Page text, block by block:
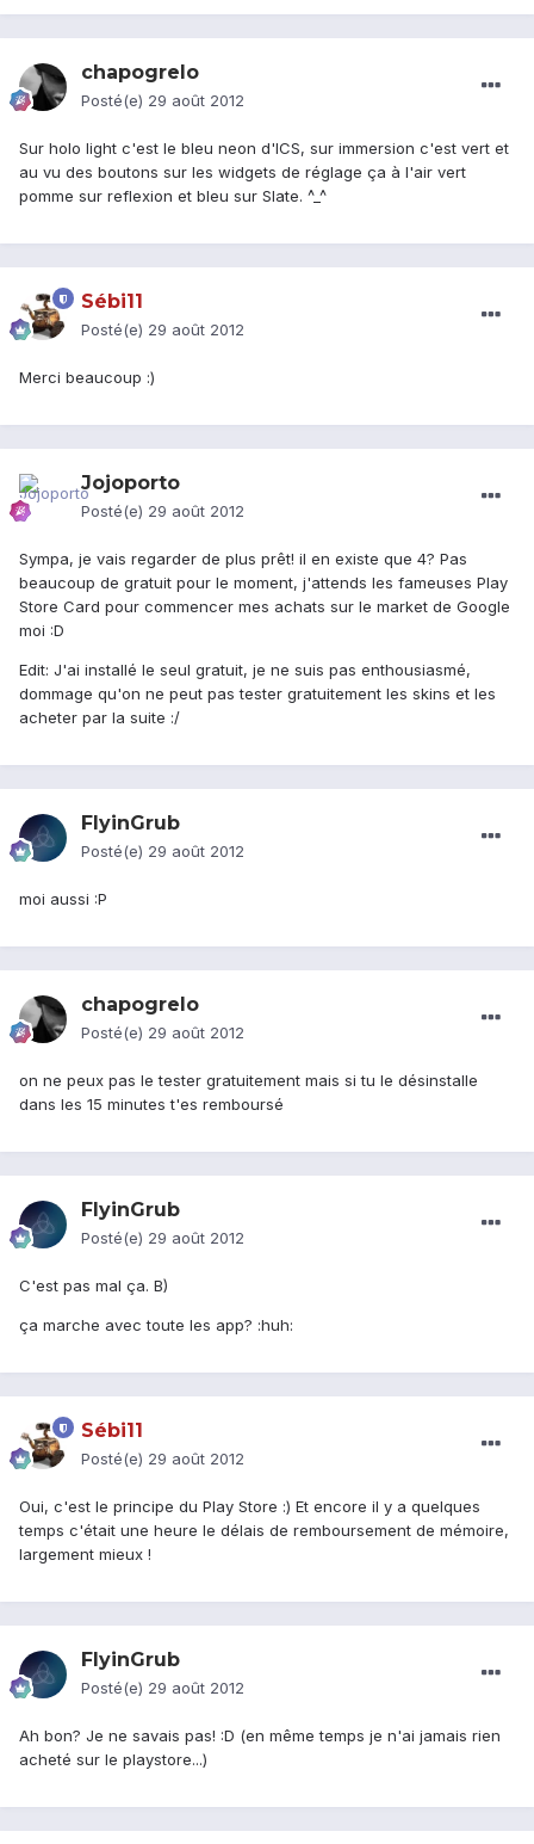
chapogrelo
Posté(e) 29 août 2012
Sur holo light c'est le bleu neon d'ICS, sur immersion c'est vert et
au vu des boutons sur les widgets de réglage ça à l'air vert
pomme sur reflexion et bleu sur Slate. ^_^
Sébi11
Posté(e) 29 août 2012
Merci beaucoup :)
Jojoporto
Posté(e) 29 août 2012
Sympa, je vais regarder de plus prêt! il en existe que 4? Pas
beaucoup de gratuit pour le moment, j'attends les fameuses Play
Store Card pour commencer mes achats sur le market de Google
moi :D
Edit: J'ai installé le seul gratuit, je ne suis pas enthousiasmé,
dommage qu'on ne peut pas tester gratuitement les skins et les
acheter par la suite :/
FlyinGrub
Posté(e) 29 août 2012
moi aussi :P
chapogrelo
Posté(e) 29 août 2012
on ne peux pas le tester gratuitement mais si tu le désinstalle
dans les 15 minutes t'es remboursé
FlyinGrub
Posté(e) 29 août 2012
C'est pas mal ça. B)
ça marche avec toute les app? :huh:
Sébi11
Posté(e) 29 août 2012
Oui, c'est le principe du Play Store :) Et encore il y a quelques
temps c'était une heure le délais de remboursement de mémoire,
largement mieux !
FlyinGrub
Posté(e) 29 août 2012
Ah bon? Je ne savais pas! :D (en même temps je n'ai jamais rien
acheté sur le playstore...)